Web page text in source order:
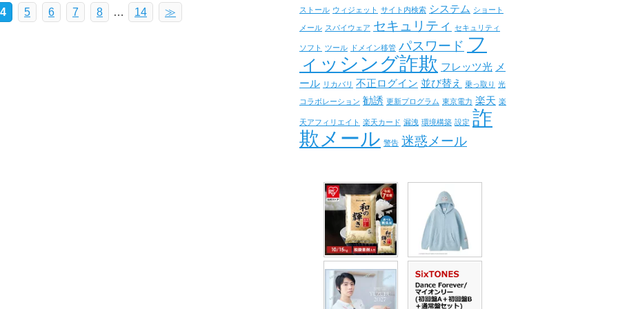
4 5 6 7 8 … 14 ≫ ストール ウィジェット サイト内検索 システム ショート
メール スパイウェア セキュリティ セキュリティ
ソフト ツール ドメイン移管 パスワード フ
ィッシング詐欺 フレッツ光 メ
ール リカバリ 不正ログイン 並び替え 乗っ取り 光
コラボレーション 勧誘 更新プログラム 東京電力 楽天 楽
天アフィリエイト 楽天カード 漏洩 環境構築 設定 詐
欺メール 警告 迷惑メール